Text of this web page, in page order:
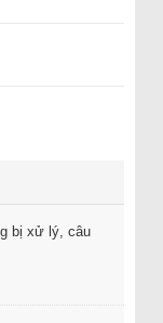
bị xử lý, câu